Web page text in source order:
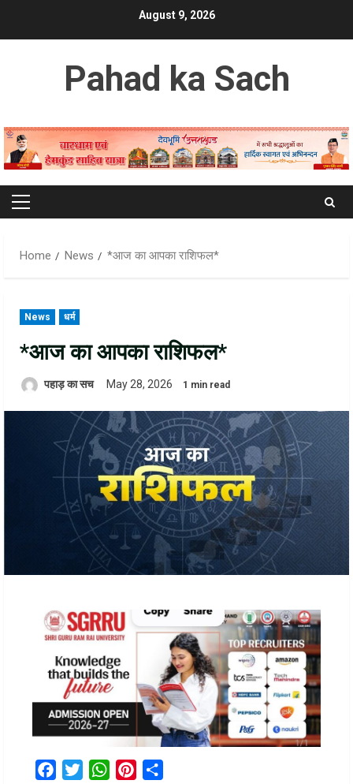
August 9, 2026
Pahad ka Sach
Primary
Home
News *आज का आपका राशिफल*
News धर्म
*आज का आपका राशिफल*
पहाड़ का सच May 28, 2026 1 min read
FacebookTwitterWhatsAppPinterest